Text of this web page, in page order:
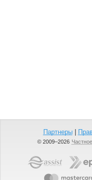
Партнеры|
© 2009–2026